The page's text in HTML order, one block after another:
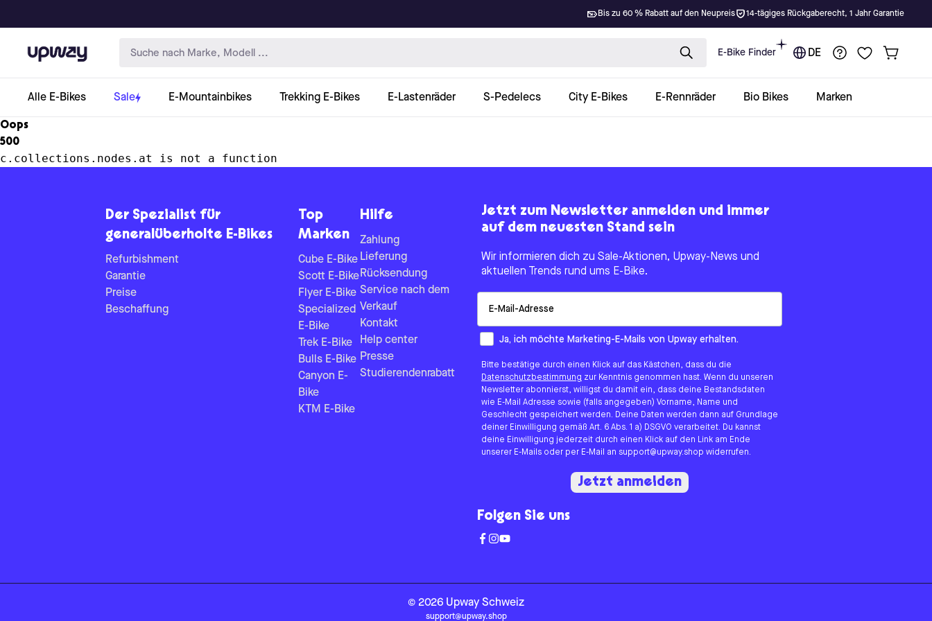
Bis zu 60 % Rabatt auf den Neupreis 14-tägiges Rückgaberecht, 1 Jahr Garantie
Upway E-Bike Finder DE
Alle E-Bikes Sale E-Mountainbikes Trekking E-Bikes E-Lastenräder S-Pedelecs City E-Bikes E-Rennräder Bio Bikes Marken
Oops
500
c.collections.nodes.at is not a function
Der Spezialist für
generalüberholte E-Bikes
Refurbishment
Garantie
Preise
Beschaffung
Top
Marken
Cube E-Bike
Scott E-Bike
Flyer E-Bike
Specialized
E-Bike
Trek E-Bike
Bulls E-Bike
Canyon E-
Bike
KTM E-Bike
Hilfe
Zahlung
Lieferung
Rücksendung
Service nach dem
Verkauf
Kontakt
Help center
Presse
Studierendenrabatt
Jetzt zum Newsletter anmelden und immer
auf dem neuesten Stand sein
Wir informieren dich zu Sale-Aktionen, Upway-News und
aktuellen Trends rund ums E-Bike.
How would you like to hear from us?
Ja, ich möchte Marketing-E-Mails von Upway erhalten.
Bitte bestätige durch einen Klick auf das Kästchen, dass du die
Datenschutzbestimmung zur Kenntnis genommen hast. Wenn du unseren
Newsletter abonnierst, willigst du damit ein, dass deine Bestandsdaten
wie E-Mail Adresse sowie (falls angegeben) Vorname, Name und
Geschlecht gespeichert werden. Deine Daten werden dann auf Grundlage
deiner Einwilligung gemäß Art. 6 Abs. 1 a) DSGVO verarbeitet. Du kannst
deine Einwilligung jederzeit durch einen Klick auf den Link am Ende
unserer E-Mails oder per E-Mail an support@upway.shop widerrufen.
Jetzt anmelden
Folgen Sie uns
© 2026 Upway Schweiz
support@upway.shop